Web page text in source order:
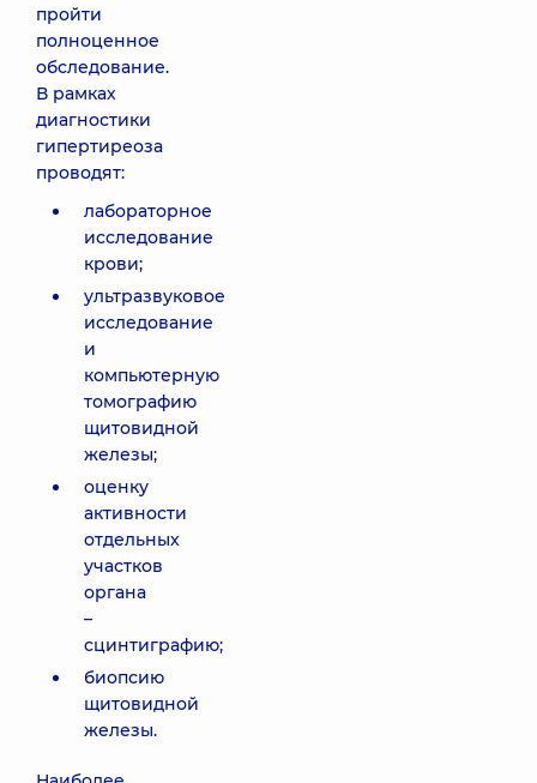
пройти
полноценное
обследование.
В рамках
диагностики
гипертиреоза
проводят:
лабораторное
исследование
крови;
ультразвуковое
исследование
и
компьютерную
томографию
щитовидной
железы;
оценку
активности
отдельных
участков
органа
–
сцинтиграфию;
биопсию
щитовидной
железы.